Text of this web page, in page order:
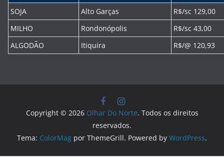
SOJA
Alto Garças
R$/sc 129,00
MILHO
Rondonópolis
R$/sc 43,00
ALGODÃO
Itiquira R$/@ 120,93
Copyright © 2026 Olhar Do Norte. Todos os direitos
reservados.
Tema: ColorMag por ThemeGrill. Powered by WordPress.